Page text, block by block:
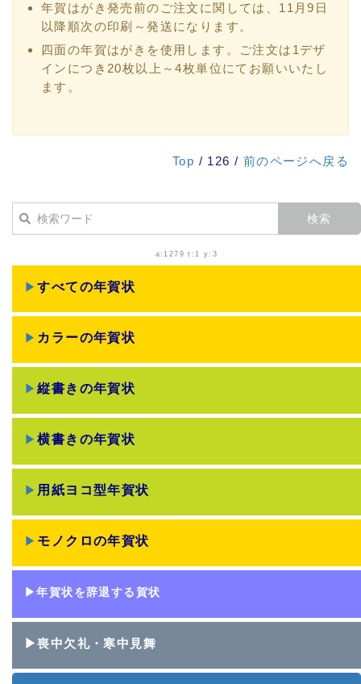
年賀はがき発売前のご注文に関しては、11月9日
以降順次の印刷～発送になります。
四面の年賀はがきを使用します。ご注文は1デザ
インにつき20枚以上～4枚単位にてお願いいたし
ます。
Top / 126 / 前のページへ戻る
a:1279 t:1 y:3
▶すべての年賀状
▶ カラーの年賀状
▶縦書きの年賀状
▶横書きの年賀状
▶ 用紙ヨコ型年賀状
▶ モノクロの年賀状
▶年賀状を辞退する賀状
▶喪中欠礼・寒中見舞